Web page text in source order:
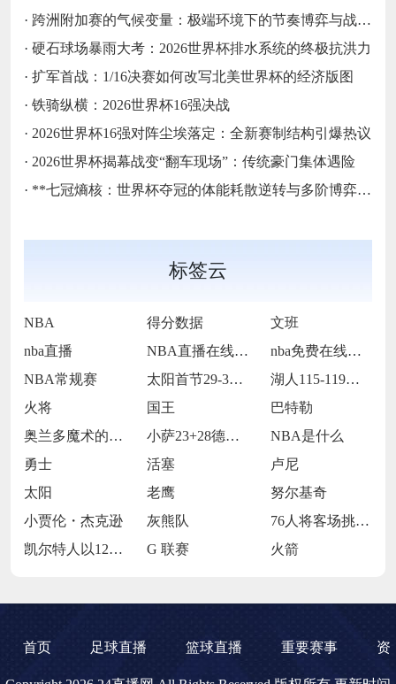
· 跨洲附加赛的气候变量：极端环境下的节奏博弈与战术自适应
· 硬石球场暴雨大考：2026世界杯排水系统的终极抗洪力
· 扩军首战：1/16决赛如何改写北美世界杯的经济版图
· 铁骑纵横：2026世界杯16强决战
· 2026世界杯16强对阵尘埃落定：全新赛制结构引爆热议
· 2026世界杯揭幕战变“翻车现场”：传统豪门集体遇险
· **七冠熵核：世界杯夺冠的体能耗散逆转与多阶博弈论**
标签云
NBA 得分数据
文班
nba直播
NBA直播在线观看
nba免费在线高清直播
NBA常规赛
太阳首节29-30落后步行者
湖人115-119不敌火箭
火将
国王
巴特勒
奥兰多魔术的当家球星保罗-班凯罗
小萨23+28德罗赞24+9 国王114
NBA是什么
勇士
活塞
卢尼
太阳
老鹰
努尔基奇
小贾伦・杰克逊
灰熊队
76人将客场挑战魔术
凯尔特人以120-119战胜鹈鹕
G 联赛 火箭
首页 足球直播 篮球直播 重要赛事 资